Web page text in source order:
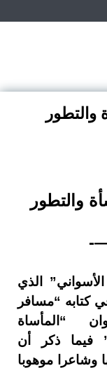
والتطور
والتطور
الذي
كتابه “مسافر
“المأساة
فيما ذكر أن
وشاعرا موهوبا